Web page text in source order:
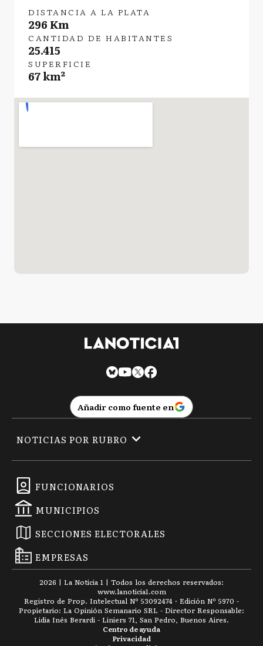
DISTANCIA A LA PLATA
296 Km
CANTIDAD DE HABITANTES
25.415
SUPERFICIE
67 km²
Añadir como fuente en
FUNCIONARIOS
MUNICIPIOS
SECCIONES ELECTORALES
EMPRESAS
NOTICIAS POR RUBRO
2026 | La Noticia 1 | Todos los derechos reservados:
www.lanoticia1.com
Registro de Prop. Intelectual Nº 53092474 · Edición Nº 5970 -
Propietario: La Opinión Semanario SRL - Director Responsable:
Lidia Inés Berardi - Liniers 71, San Pedro, Buenos Aires.
Privacidad
Centro de ayuda